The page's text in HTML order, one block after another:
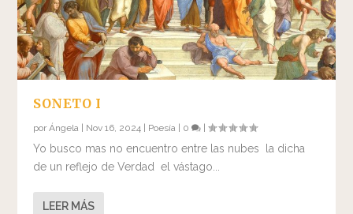
SONETO I
porÁngela Nov 16, 2024 Poesía 0 |
Yo busco mas no encuentro entre las nubes la dicha
de un reflejo de Verdad el vástago...
LEER MÁS